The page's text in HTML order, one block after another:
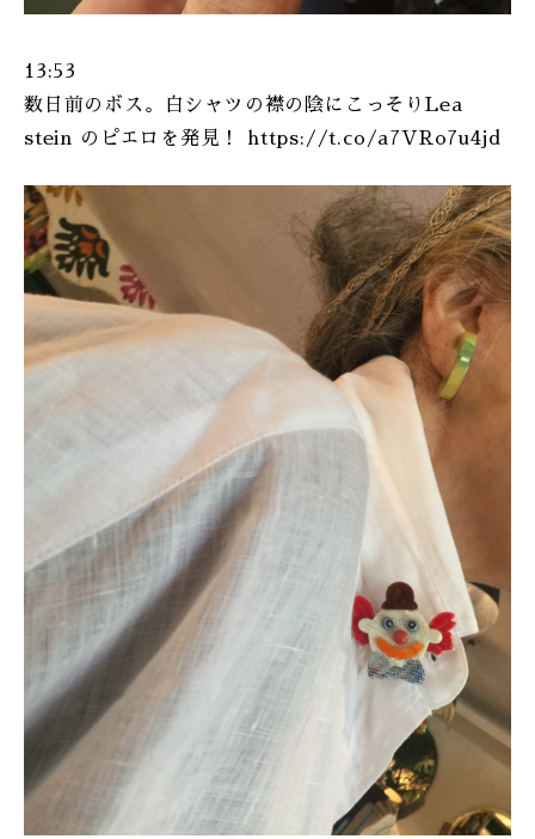
13:53
数日前のボス。白シャツの襟の陰にこっそりLea
stein のピエロを発見！ https://t.co/a7VRo7u4jd